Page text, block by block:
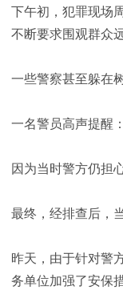
下午初，犯罪现场
不断要求围观群众远
一些警察甚至躲在
一名警员高声提醒
因为当时警方仍担
最终，经排查后，
昨天，由于针对警
务单位加强了安保